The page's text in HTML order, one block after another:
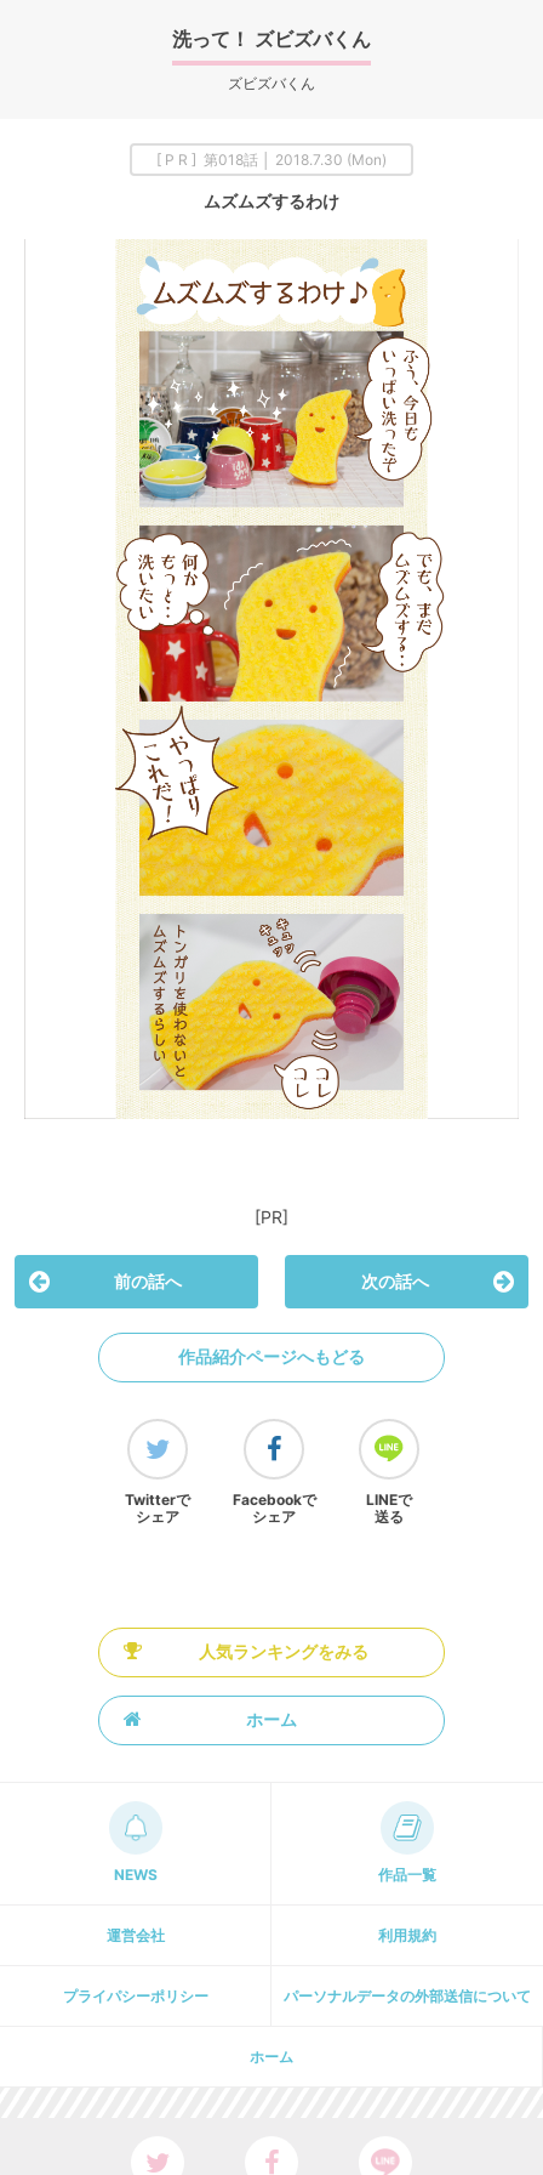
洗って！ ズビズバくん
ズビズバくん
[ P R ] 第018話 │ 2018.7.30 (Mon)
ムズムズするわけ
[PR]
前の話へ 次の話へ
作品紹介ページへもどる
Twitterで
シェア
Facebookで
シェア
LINEで
送る
人気ランキングをみる
ホーム
NEWS 作品一覧
運営会社 利用規約
プライパシーポリシー パーソナルデータの外部送信について
ホーム